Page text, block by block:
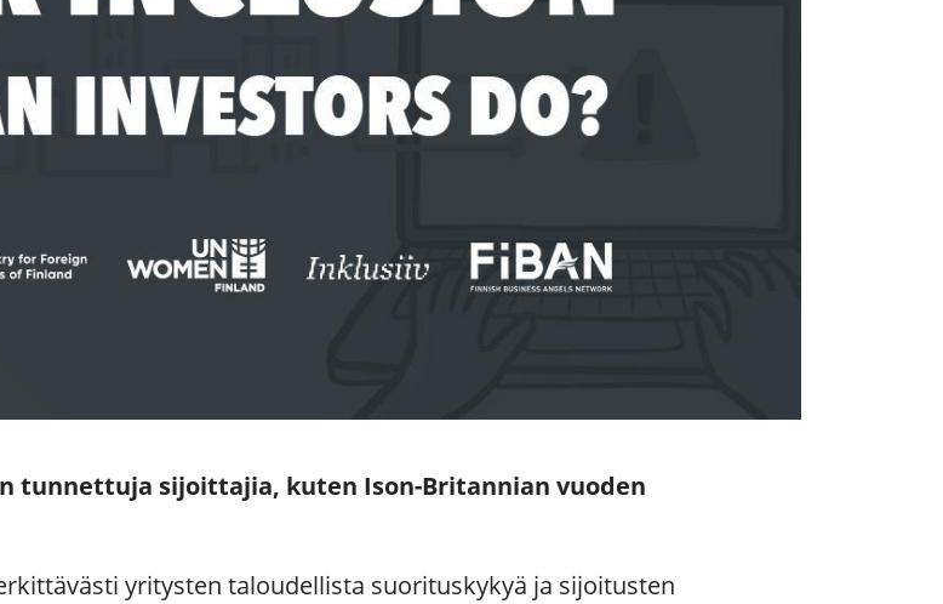
tunnettuja sijoittajia, kuten Ison-Britannian vuoden
yritysten taloudellista suorituskykyä ja sijoitusten